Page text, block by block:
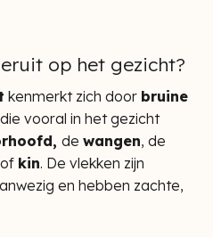
op het gezicht?
kenmerkt zich door bruine
die vooral in het gezicht
de wangen, de
of kin. De vlekken zijn
en hebben zachte,